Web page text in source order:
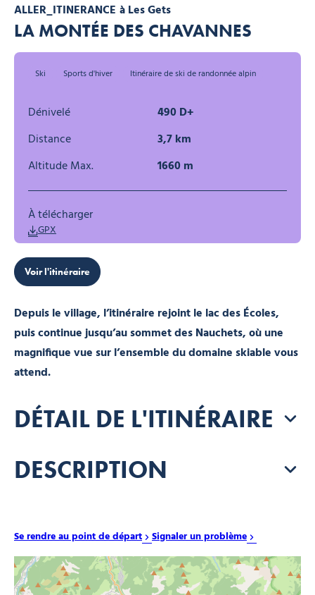
ALLER_ITINERANCE à Les Gets
LA MONTÉE DES CHAVANNES
Depuis le village, l’itinéraire rejoint le lac des Écoles,
puis continue jusqu’au sommet des Nauchets, où une
magnifique vue sur l’ensemble du domaine skiable vous
attend.
DÉTAIL DE L'ITINÉRAIRE
DESCRIPTION
Ski Sports d'hiver Itinéraire de ski de randonnée alpin
Dénivelé
490 D+
Distance
3,7 km
Altitude Max.
1660 m
À télécharger
GPX
Voir l'itinéraire
Se rendre au point de départ Signaler un problème